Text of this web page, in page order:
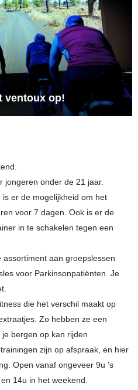
ventoux op!
jongeren onder de 21 jaar.
er de mogelijkheid om het
voor 7 dagen. Ook is er de
in te schakelen tegen een
assortiment aan groepslessen
voor Parkinsonpatiënten. Je
die het verschil maakt op
Zo hebben ze een
bergen op kan rijden
zijn op afspraak, en hier
Open vanaf ongeveer 9u ’s
14u in het weekend.